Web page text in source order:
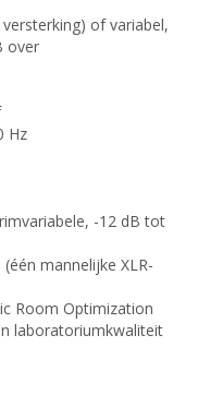
of variabel,
over
Hz
-12 dB tot
mannelijke XLR-
Room Optimization
laboratoriumkwaliteit